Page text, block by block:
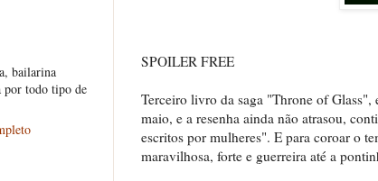
SPOILER FREE
Terceiro livro da saga "Throne of Glass",
maio, e a resenha ainda não atrasou,
escritos por mulheres". E para coroar o
maravilhosa, forte e guerreira até a
bailarina
por todo tipo de